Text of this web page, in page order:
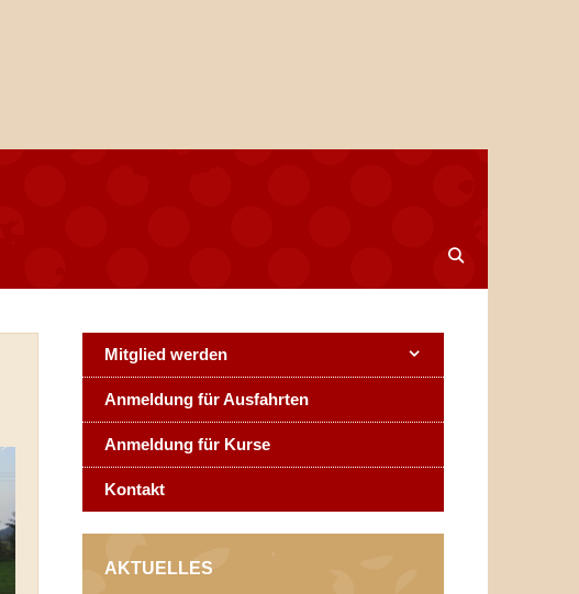
Mitglied werden
Anmeldung für Ausfahrten
Anmeldung für Kurse
Kontakt
AKTUELLES